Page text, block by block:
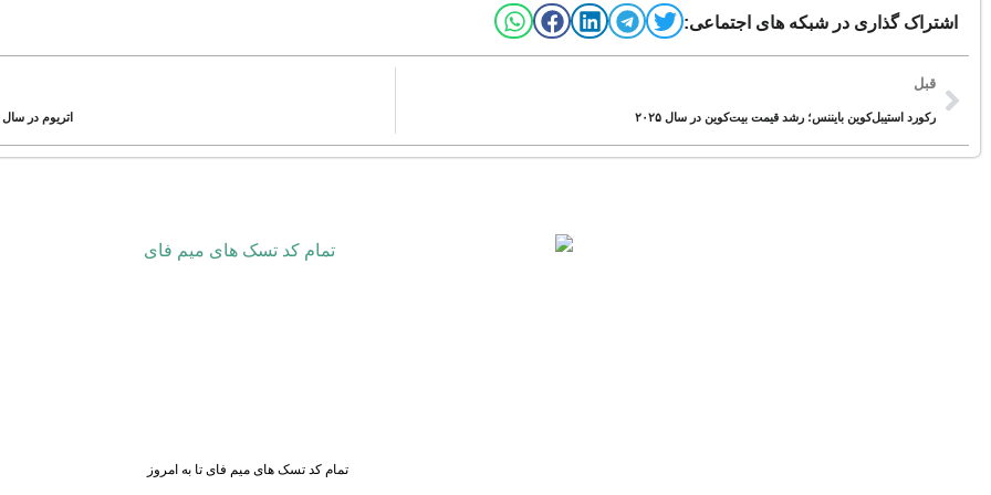
اشتراک گذاری در شبکه های اجتماعی:
قبل
رکورد استیبل‌کوین بایننس؛ رشد قیمت بیت‌کوین در سال ۲۰۲۵ اتریوم در سال ۲۰۲۵: آغاز رنسانس کریپتویی
تمام کد تسک های میم فای تا به امروز